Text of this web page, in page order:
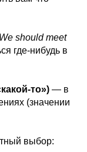
We should meet
где-нибудь в
то») — в
(значении
выбор: